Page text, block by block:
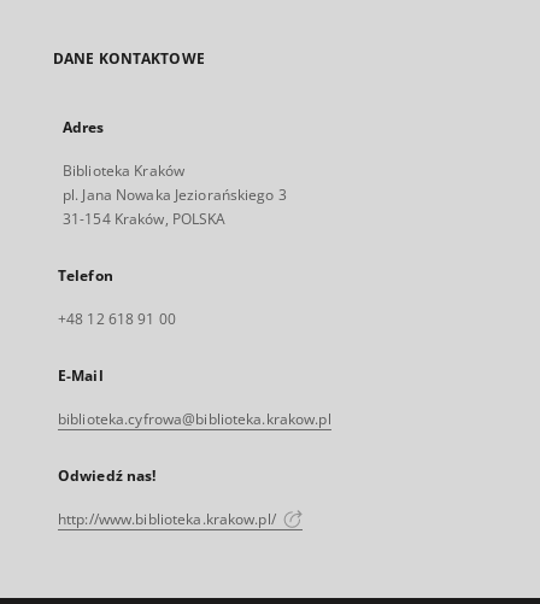
DANE KONTAKTOWE
Adres
Biblioteka Kraków
pl. Jana Nowaka Jeziorańskiego 3
31-154 Kraków, POLSKA
Telefon
+48 12 618 91 00
E-Mail
biblioteka.cyfrowa@biblioteka.krakow.pl
Odwiedź nas!
http://www.biblioteka.krakow.pl/